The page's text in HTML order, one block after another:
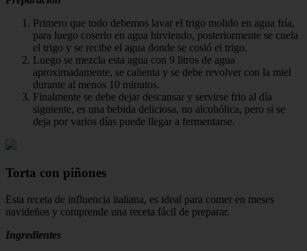
Primero que todo debemos lavar el trigo molido en agua fría,
para luego coserlo en agua hirviendo, posteriormente se cuela
el trigo y se recibe el agua donde se cosió el trigo.
Luego se mezcla esta agua con 9 litros de agua
aproximadamente, se calienta y se debe revolver con la miel
durante al menos 10 minutos.
Finalmente se debe dejar descansar y servirse frio al día
siguiente, es una bebida deliciosa, no alcohólica, pero si se
deja por varios días puede llegar a fermentarse.
Torta con piñones
Esta receta de influencia italiana, es ideal para comer en meses
navideños y comprende una receta fácil de preparar.
Ingredientes